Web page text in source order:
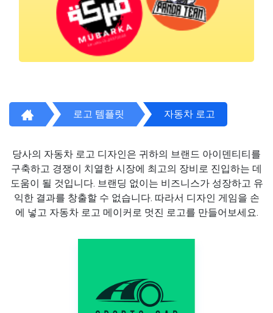
로고 템플릿 자동차 로고
당사의 자동차 로고 디자인은 귀하의 브랜드 아이덴티티를
구축하고 경쟁이 치열한 시장에 최고의 장비로 진입하는 데
도움이 될 것입니다. 브랜딩 없이는 비즈니스가 성장하고 유
익한 결과를 창출할 수 없습니다. 따라서 디자인 게임을 손
에 넣고 자동차 로고 메이커로 멋진 로고를 만들어보세요.